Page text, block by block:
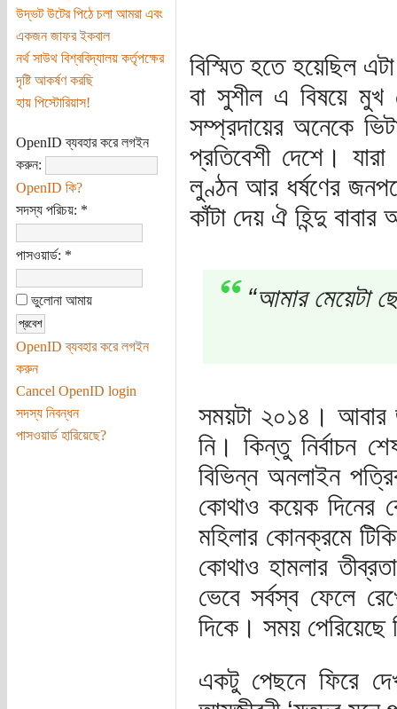
উদ্ভট উটের পিঠে চলা আমরা এবং
একজন জাফর ইকবাল
নর্থ সাউথ বিশ্ববিদ্যালয় কর্তৃপক্ষের
দৃষ্টি আকর্ষণ করছি
হায় পিস্টোরিয়াস!
OpenID ব্যবহার করে লগইন
করুন:
OpenID কি?
সদস্য পরিচয়: *
পাসওয়ার্ড: *
ভুলোনা আমায়
OpenID ব্যবহার করে লগইন
করুন
Cancel OpenID login
সদস্য নিবন্ধন
পাসওয়ার্ড হারিয়েছে?
বিস্মিত হতে হয়েছিল
বা সুশীল এ বিষয়ে মুখ
সম্প্রদায়ের অনেকে
প্রতিবেশী দেশে।
লুণ্ঠন আর ধর্ষণের
কাঁটা দেয় ঐ হিন্দু
“আমার
সময়টা ২০১৪। আবার
নি। কিন্তু নির্বাচন
বিভিন্ন অনলাইন
কোথাও কয়েক দিনের
মহিলার কোনক্রমে
কোথাও হামলার
ভেবে সর্বস্ব ফেলে
দিকে। সময়
একটু পেছনে ফিরে